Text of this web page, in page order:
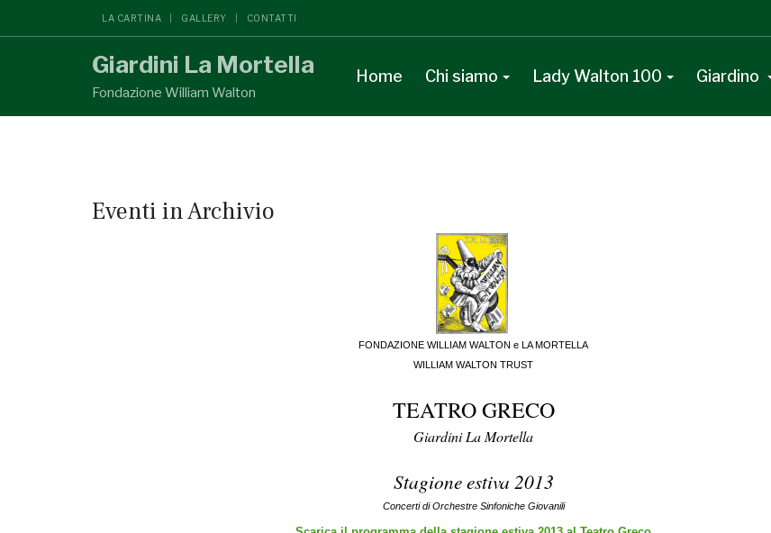
LA CARTINA GALLERY CONTATTI
Giardini La Mortella
Fondazione William Walton
Home Chi siamo Lady Walton 100 Giardino
Eventi in Archivio
FONDAZIONE WILLIAM WALTON e LA MORTELLA
WILLIAM WALTON TRUST
TEATRO GRECO
Giardini La Mortella
Stagione estiva 2013
Concerti di Orchestre Sinfoniche Giovanili